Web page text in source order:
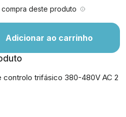
deste produto
Adicionar ao carrinho
controlo trifásico 380-480V AC 2